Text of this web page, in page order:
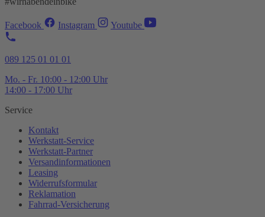
Facebook Instagram Youtube
089 125 01 01 01
Mo. - Fr. 10:00 - 12:00 Uhr
14:00 - 17:00 Uhr
Service
Kontakt
Werkstatt-Service
Werkstatt-Partner
Versandinformationen
Leasing
Widerrufsformular
Reklamation
Fahrrad-Versicherung